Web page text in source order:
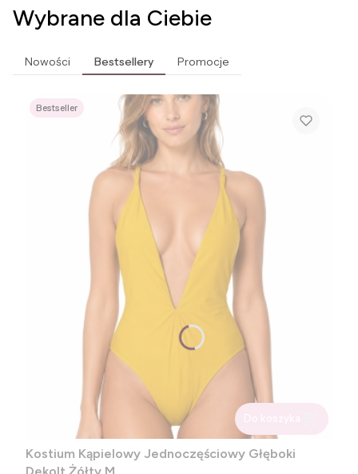
Wybrane dla Ciebie
Nowości Bestsellery Promocje
Bestseller
Kostium Kąpielowy Jednoczęściowy Głęboki